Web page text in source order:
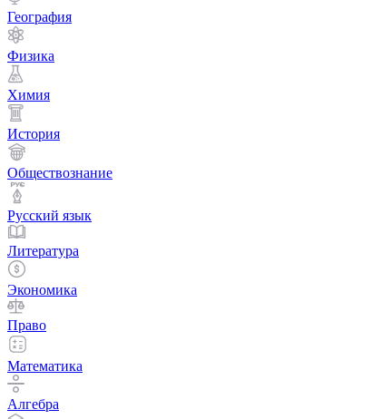
География
Физика
Химия
История
Обществознание
Русский язык
Литература
Экономика
Право
Математика
Алгебра